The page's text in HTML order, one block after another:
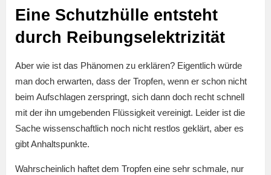
Eine Schutzhülle entsteht
durch Reibungselektrizität
Aber wie ist das Phänomen zu erklären? Eigentlich würde
man doch erwarten, dass der Tropfen, wenn er schon nicht
beim Aufschlagen zerspringt, sich dann doch recht schnell
mit der ihn umgebenden Flüssigkeit vereinigt. Leider ist die
Sache wissenschaftlich noch nicht restlos geklärt, aber es
gibt Anhaltspunkte.
Wahrscheinlich haftet dem Tropfen eine sehr schmale, nur